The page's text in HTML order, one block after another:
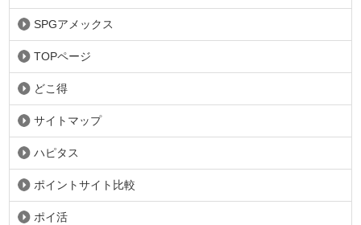
SPGアメックス
TOPページ
どこ得
サイトマップ
ハピタス
ポイントサイト比較
ポイ活